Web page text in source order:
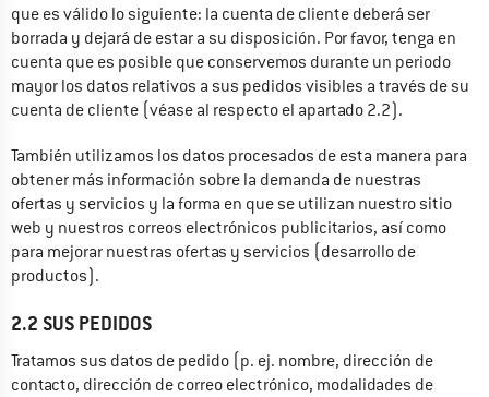
que es válido lo siguiente: la cuenta de cliente deberá ser
borrada y dejará de estar a su disposición. Por favor, tenga en
cuenta que es posible que conservemos durante un periodo
mayor los datos relativos a sus pedidos visibles a través de su
cuenta de cliente (véase al respecto el apartado 2.2).
También utilizamos los datos procesados de esta manera para
obtener más información sobre la demanda de nuestras
ofertas y servicios y la forma en que se utilizan nuestro sitio
web y nuestros correos electrónicos publicitarios, así como
para mejorar nuestras ofertas y servicios (desarrollo de
productos).
2.2 SUS PEDIDOS
Tratamos sus datos de pedido (p. ej. nombre, dirección de
contacto, dirección de correo electrónico, modalidades de